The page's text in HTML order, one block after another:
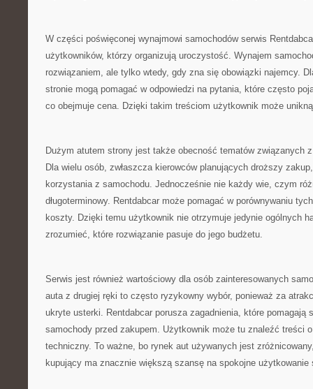
W części poświęconej wynajmowi samochodów serwis
użytkowników, którzy organizują uroczystość. Wynajem
rozwiązaniem, ale tylko wtedy, gdy zna się obowiązki najemcy.
stronie mogą pomagać w odpowiedzi na pytania, które często
co obejmuje cena. Dzięki takim treściom użytkownik może
Dużym atutem strony jest także obecność tematów związanych
Dla wielu osób, zwłaszcza kierowców planujących droższy
korzystania z samochodu. Jednocześnie nie każdy wie, czym
długoterminowy. Rentdabcar może pomagać w porównywaniu
koszty. Dzięki temu użytkownik nie otrzymuje jedynie ogólnych
zrozumieć, które rozwiązanie pasuje do jego budżetu.
Serwis jest również wartościowy dla osób zainteresowanych
auta z drugiej ręki to często ryzykowny wybór, ponieważ za
ukryte usterki. Rentdabcar porusza zagadnienia, które pomagają
samochody przed zakupem. Użytkownik może tu znaleźć treści
techniczny. To ważne, bo rynek aut używanych jest
kupujący ma znacznie większą szansę na spokojne użytkowanie